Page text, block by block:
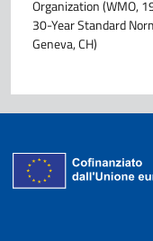
Organization (WMO,
30-Year Standard
Geneva, CH)